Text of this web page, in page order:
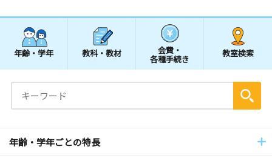
年齢・学年 教科・教材 会費・
各種手続き
教室検索
年齢・学年ごとの特長